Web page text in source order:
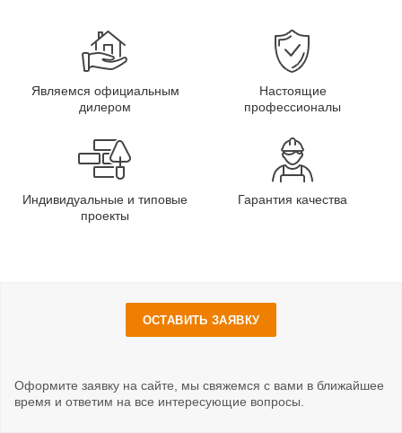
Являемся официальным
дилером
Настоящие
профессионалы
Индивидуальные и типовые
проекты
Гарантия качества
ОСТАВИТЬ ЗАЯВКУ
Оформите заявку на сайте, мы свяжемся с вами в ближайшее
время и ответим на все интересующие вопросы.